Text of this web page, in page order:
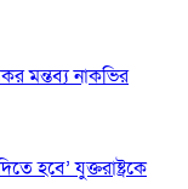
মন্তব্য নাকভির
হবে’ যুক্তরাষ্ট্রকে